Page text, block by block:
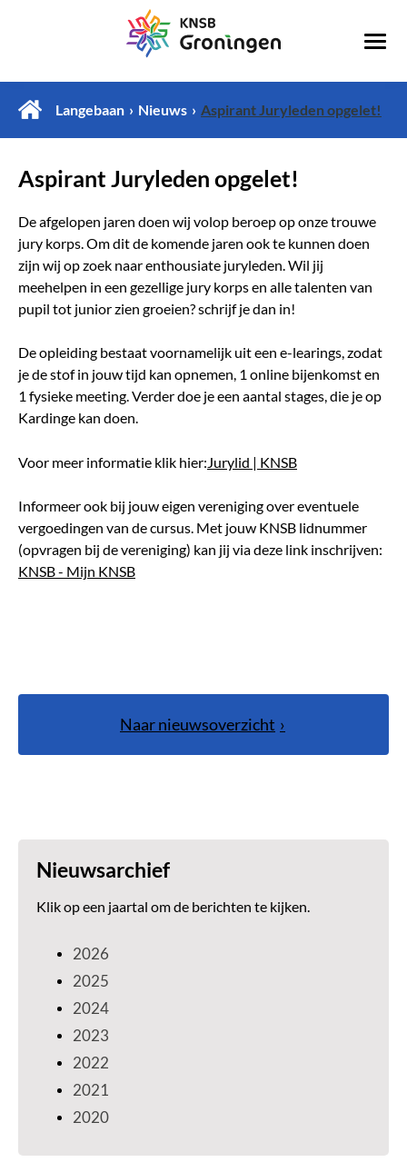
Langebaan Nieuws Aspirant Juryleden opgelet!
Aspirant Juryleden opgelet!
De afgelopen jaren doen wij volop beroep op onze trouwe
jury korps. Om dit de komende jaren ook te kunnen doen
zijn wij op zoek naar enthousiate juryleden. Wil jij
meehelpen in een gezellige jury korps en alle talenten van
pupil tot junior zien groeien? schrijf je dan in!
De opleiding bestaat voornamelijk uit een e-learings, zodat
je de stof in jouw tijd kan opnemen, 1 online bijenkomst en
1 fysieke meeting. Verder doe je een aantal stages, die je op
Kardinge kan doen.
Voor meer informatie klik hier:Jurylid | KNSB
Informeer ook bij jouw eigen vereniging over eventuele
vergoedingen van de cursus. Met jouw KNSB lidnummer
(opvragen bij de vereniging) kan jij via deze link inschrijven:
KNSB - Mijn KNSB
Naar nieuwsoverzicht
Nieuwsarchief
Klik op een jaartal om de berichten te kijken.
2026
2025
2024
2023
2022
2021
2020